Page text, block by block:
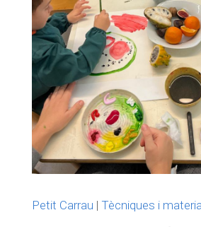
Petit Carrau | Tècniques i